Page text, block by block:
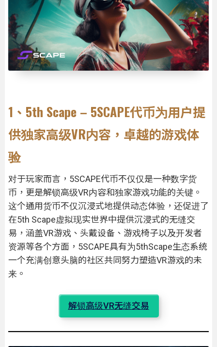
1、5th Scape – 5SCAPE代币为用户提
供独家高级VR内容，卓越的游戏体
验
对于玩家而言，5SCAPE代币不仅仅是一种数字货
币，更是解锁高级VR内容和独家游戏功能的关键。
这个通用货币不仅沉浸式地提供动态体验，还促进了
在5th Scape虚拟现实世界中提供沉浸式的无缝交
易，涵盖VR游戏、头戴设备、游戏椅子以及开发者
资源等各个方面，5SCAPE具有为5thScape生态系统
一个充满创意头脑的社区共同努力塑造VR游戏的未
来。
解锁高级VR无缝交易